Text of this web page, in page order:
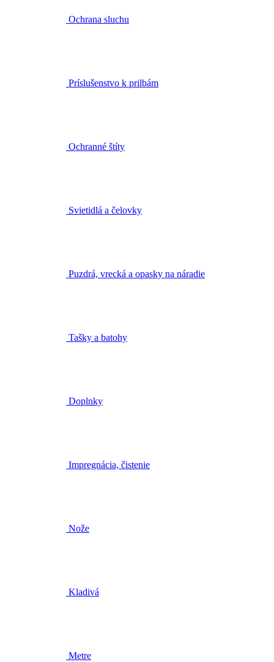
Ochrana sluchu
Príslušenstvo k prilbám
Ochranné štíty
Svietidlá a čelovky
Puzdrá, vrecká a opasky na náradie
Tašky a batohy
Doplnky
Impregnácia, čistenie
Nože
Kladivá
Metre